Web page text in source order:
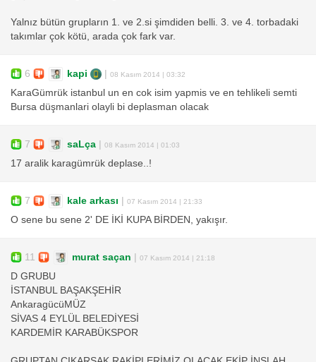
Yalnız bütün grupların 1. ve 2.si şimdiden belli. 3. ve 4. torbadaki
takımlar çok kötü, arada çok fark var.
6 kapi | 08 Kasım 2014 | 03:32
KaraGümrük istanbul un en cok isim yapmis ve en tehlikeli semti
Bursa düşmanlari olayli bi deplasman olacak
7 saLça | 08 Kasım 2014 | 01:03
17 aralik karagümrük deplase..!
7 kale arkası | 07 Kasım 2014 | 21:33
O sene bu sene 2' DE İKİ KUPA BİRDEN, yakışır.
11 murat saçan | 07 Kasım 2014 | 21:18
D GRUBU
İSTANBUL BAŞAKŞEHİR
AnkaragücüMÜZ
SİVAS 4 EYLÜL BELEDİYESİ
KARDEMİR KARABÜKSPOR